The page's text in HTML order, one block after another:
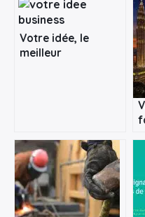
Votre idée, le
meilleur